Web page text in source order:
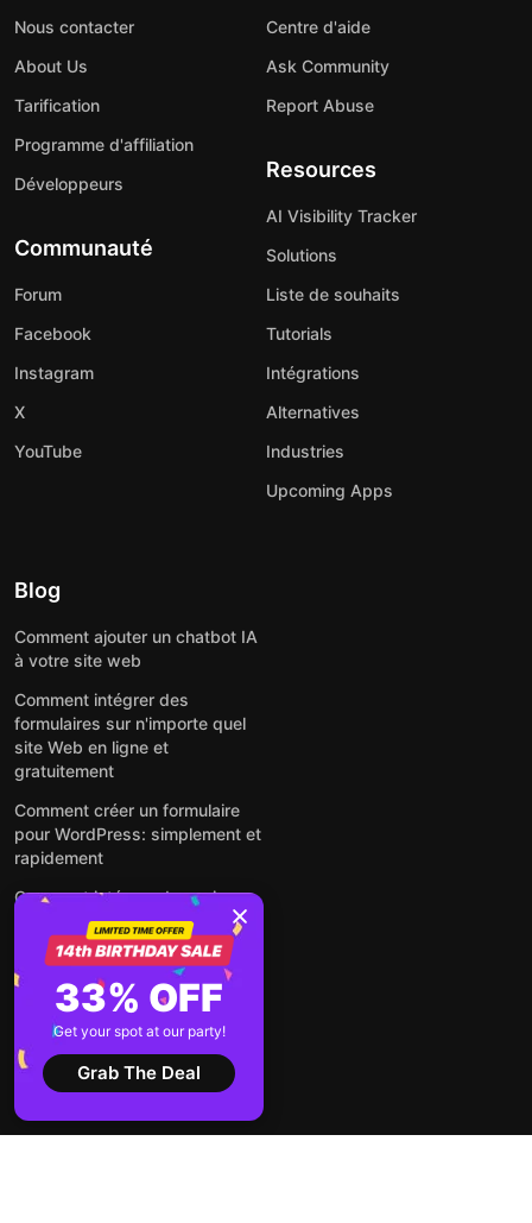
Nous contacter
About Us
Tarification
Programme d'affiliation
Développeurs
Communauté
Forum
Facebook
Instagram
X
YouTube
Centre d'aide
Ask Community
Report Abuse
Resources
AI Visibility Tracker
Solutions
Liste de souhaits
Tutorials
Intégrations
Alternatives
Industries
Upcoming Apps
Blog
Comment ajouter un chatbot IA
à votre site web
Comment intégrer des
formulaires sur n'importe quel
site Web en ligne et
gratuitement
Comment créer un formulaire
pour WordPress: simplement et
rapidement
Comment intégrer des avis
Google gratuitement sur un site
web
Comment intégrer une fenêtre
contextuelle sur n'importe quel
site Web
Voir tous les articles
33% OFF
Get your spot at our party!
Grab The Deal